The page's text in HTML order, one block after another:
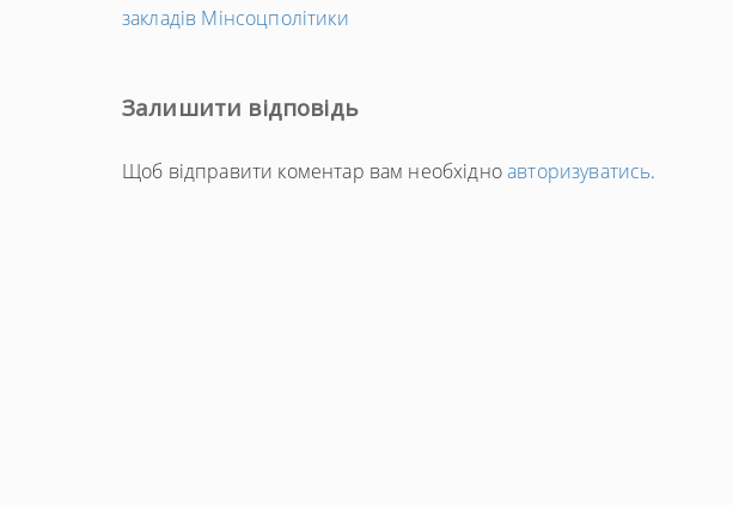
запис
закладів Мінсоцполітики
Залишити відповідь
Щоб відправити коментар вам необхідноавторизуватись.